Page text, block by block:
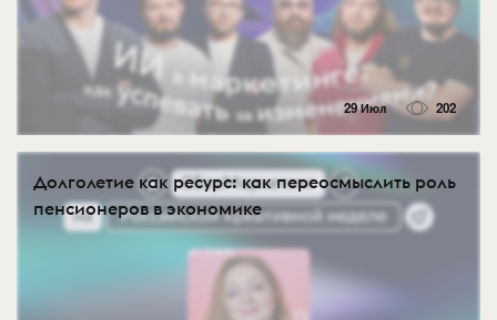
29 Июл 202
Долголетие как ресурс: как переосмыслить роль
пенсионеров в экономике